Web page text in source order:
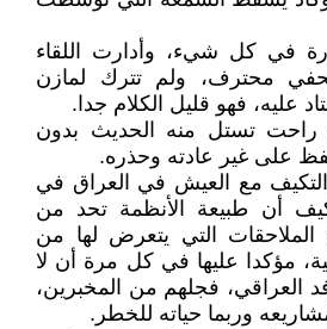
في كل شيء، وأدارت اللقاء
محترف، ولم تترك لمازن
عليه، فهو قليل الكلام جدا.
تستل منه الحديث بدون
على غير عادته وحذره.
مع العيش في العراق في
أن طبيعة الأنظمة تحد من
الملاحقات التي يتعرض لها من
مؤكدا عليها في كل مرة أن لا
العراقي، فجلهم من المخبرين،
وربما حياته للخطر.